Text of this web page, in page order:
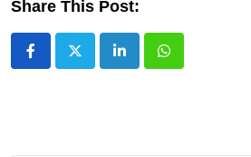
Share This Post:
LinkedIn Whatsapp